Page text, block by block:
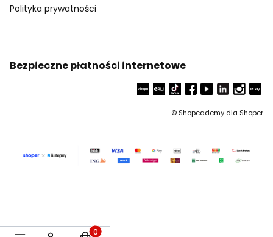
Polityka prywatności
Bezpieczne płatności internetowe
© Shopcademy dla Shoper